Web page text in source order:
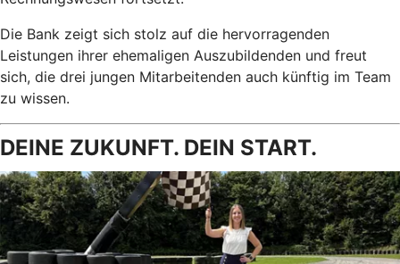
Die Bank zeigt sich stolz auf die hervorragenden
Leistungen ihrer ehemaligen Auszubildenden und freut
sich, die drei jungen Mitarbeitenden auch künftig im Team
zu wissen.
DEINE ZUKUNFT. DEIN START.